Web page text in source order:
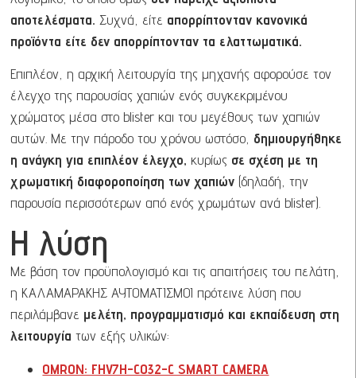
αποτελέσματα. Συχνά, είτε απορρίπτονταν κανονικά
προϊόντα είτε δεν απορρίπτονταν τα ελαττωματικά.
Επιπλέον, η αρχική λειτουργία της μηχανής αφορούσε τον
έλεγχο της παρουσίας χαπιών ενός συγκεκριμένου
χρώματος μέσα στο blister και του μεγέθους των χαπιών
αυτών. Με την πάροδο του χρόνου ωστόσο, δημιουργήθηκε
η ανάγκη για επιπλέον έλεγχο, κυρίως σε σχέση με τη
χρωματική διαφοροποίηση των χαπιών (δηλαδή, την
παρουσία περισσότερων από ενός χρωμάτων ανά blister).
Η λύση
Με βάση τον προϋπολογισμό και τις απαιτήσεις του πελάτη,
η ΚΑΛΑΜΑΡΑΚΗΣ ΑΥΤΟΜΑΤΙΣΜΟΙ πρότεινε λύση που
περιλάμβανε μελέτη, προγραμματισμό και εκπαίδευση στη
λειτουργία των εξής υλικών:
OMRON: FHV7H-C032-C SMART CAMERA